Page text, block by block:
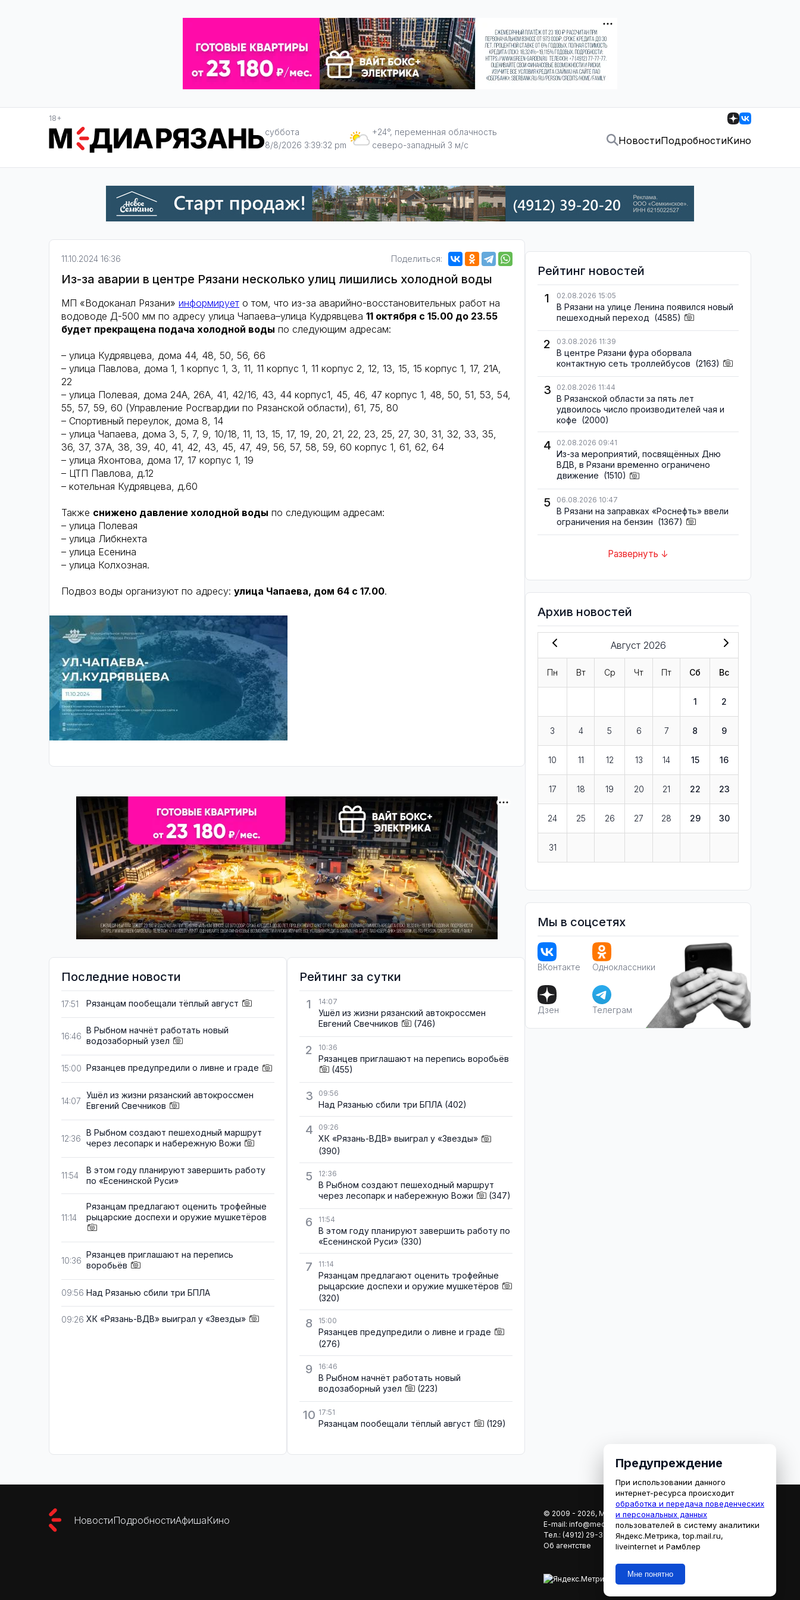
18+
суббота
8/8/2026 3:39:33 pm
+24°, переменная облачность
северо-западный 3 м/с
НовостиПодробностиКино
11.10.2024 16:36 Поделиться:
Из-за аварии в центре Рязани несколько улиц лишились холодной воды
МП «Водоканал Рязани» информирует о том, что из-за аварийно-восстановительных работ на
водоводе Д-500 мм по адресу улица Чапаева–улица Кудрявцева 11 октября с 15.00 до 23.55
будет прекращена подача холодной воды по следующим адресам:
– улица Кудрявцева, дома 44, 48, 50, 56, 66
– улица Павлова, дома 1, 1 корпус 1, 3, 11, 11 корпус 1, 11 корпус 2, 12, 13, 15, 15 корпус 1, 17, 21А,
22
– улица Полевая, дома 24А, 26А, 41, 42/16, 43, 44 корпус1, 45, 46, 47 корпус 1, 48, 50, 51, 53, 54,
55, 57, 59, 60 (Управление Росгвардии по Рязанской области), 61, 75, 80
– Спортивный переулок, дома 8, 14
– улица Чапаева, дома 3, 5, 7, 9, 10/18, 11, 13, 15, 17, 19, 20, 21, 22, 23, 25, 27, 30, 31, 32, 33, 35,
36, 37, 37А, 38, 39, 40, 41, 42, 43, 45, 47, 49, 56, 57, 58, 59, 60 корпус 1, 61, 62, 64
– улица Яхонтова, дома 17, 17 корпус 1, 19
– ЦТП Павлова, д.12
– котельная Кудрявцева, д.60
Также снижено давление холодной воды по следующим адресам:
– улица Полевая
– улица Либкнехта
– улица Есенина
– улица Колхозная.
Подвоз воды организуют по адресу: улица Чапаева, дом 64 с 17.00.
Последние новости
17:51 Рязанцам пообещали тёплый август
16:46
В Рыбном начнёт работать новый
водозаборный узел
15:00 Рязанцев предупредили о ливне и граде
14:07
Ушёл из жизни рязанский автокроссмен
Евгений Свечников
12:36
В Рыбном создают пешеходный маршрут
через лесопарк и набережную Вожи
11:54
В этом году планируют завершить работу
по «Есенинской Руси»
11:14
Рязанцам предлагают оценить трофейные
рыцарские доспехи и оружие мушкетёров
10:36
Рязанцев приглашают на перепись
воробьёв
09:56 Над Рязанью сбили три БПЛА
09:26 ХК «Рязань-ВДВ» выиграл у «Звезды»
Рейтинг за сутки
1
14:07
Ушёл из жизни рязанский автокроссмен
Евгений Свечников
(746)
2 10:36
Рязанцев приглашают на перепись воробьёв
(455)
3 09:56
Над Рязанью сбили три БПЛА (402)
4 09:26
ХК «Рязань-ВДВ» выиграл у «Звезды»
(390)
5 12:36
В Рыбном создают пешеходный маршрут
через лесопарк и набережную Вожи
(347)
6 11:54
В этом году планируют завершить работу по
«Есенинской Руси» (330)
7 11:14
Рязанцам предлагают оценить трофейные
рыцарские доспехи и оружие мушкетёров
(320)
8 15:00
Рязанцев предупредили о ливне и граде
(276)
9 16:46
В Рыбном начнёт работать новый
водозаборный узел
(223)
10 17:51
Рязанцам пообещали тёплый август (129)
Рейтинг новостей
1
02.08.2026 15:05
В Рязани на улице Ленина появился новый
пешеходный переход (4585)
2 03.08.2026 11:39
В центре Рязани фура оборвала
контактную сеть троллейбусов (2163)
3 02.08.2026 11:44
В Рязанской области за пять лет
удвоилось число производителей чая и
кофе (2000)
4 02.08.2026 09:41
Из-за мероприятий, посвящённых Дню
ВДВ, в Рязани временно ограничено
движение (1510)
5 06.08.2026 10:47
В Рязани на заправках «Роснефть» ввели
ограничения на бензин (1367)
Развернуть ↓
Архив новостей
Август 2026
Пн Вт Ср Чт Пт Сб Вс
1 2
3 4 5 6 7 8 9
10 11 12 13 14 15 16
17 18 19 20 21 22 23
24 25 26 27 28 29 30
31
Мы в соцсетях
ВКонтакте Одноклассники
Дзен Телеграм
НовостиПодробностиАфишаКино
© 2009 - 2026, МЕДИАРЯЗАНЬ
E-mail: info@mediaryazan.ru,reklama@mediaryazan.ru
Тел.: (4912) 29-33-66
Об агентстве
Предупреждение
При использовании данного
интернет-ресурса происходит
обработка и передача поведенческих
и персональных данных
пользователей в систему аналитики
Яндекс.Метрика, top.mail.ru,
liveinternet и Рамблер
Мне понятно